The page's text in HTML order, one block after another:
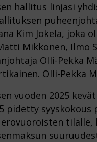
hallitus linjasi
Kim Jokela, joka
Mikkonen, Ilmo
Olli-Pekka
Olli-Pekka
vuoden 2025
pidetty
tilalle,